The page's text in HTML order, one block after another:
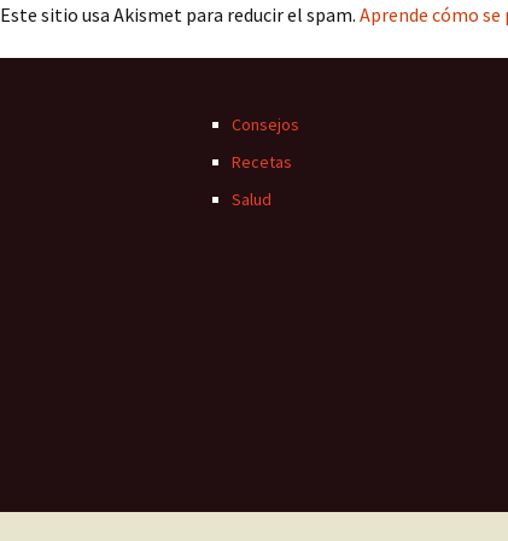
Este sitio usa Akismet para reducir el spam. Aprende cómo
Consejos
Recetas
Salud